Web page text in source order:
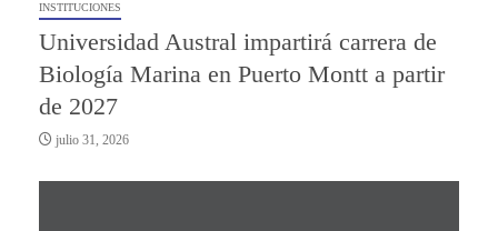
INSTITUCIONES
Universidad Austral impartirá carrera de
Biología Marina en Puerto Montt a partir
de 2027
julio 31, 2026